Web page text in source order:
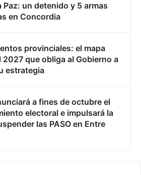
Paz: un detenido y 5 armas
en Concordia
provinciales: el mapa
2027 que obliga al Gobierno a
estrategia
a fines de octubre el
electoral e impulsará la
las PASO en Entre